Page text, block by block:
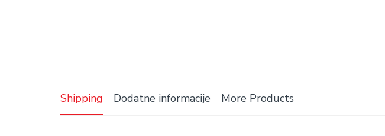
Shipping Dodatne informacije More Products